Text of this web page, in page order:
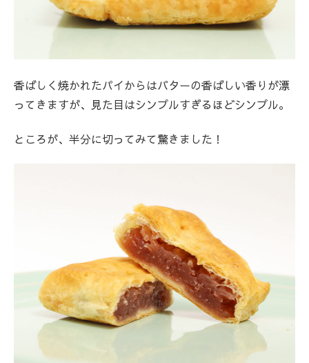
香ばしく焼かれたパイからはバターの香ばしい香りが漂
ってきますが、見た目はシンプルすぎるほどシンプル。
ところが、半分に切ってみて驚きました！